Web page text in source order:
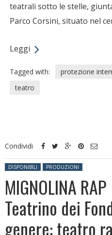
teatrali sotto le stelle,
Parco Corsini, situato nel
Leggi
Tagged with: protezione
teatro
Condividi
Posted in:
DISPONIBILI PRODUZIONI
MIGNOLINA RAP
Teatrino dei
genere: teatro